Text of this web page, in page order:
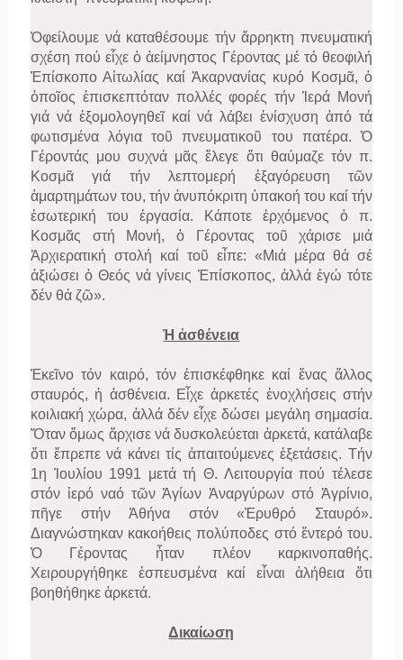
Ὀφείλουμε νά καταθέσουμε τήν ἄρρηκτη πνευματική
σχέση πού εἶχε ὁ ἀείμνηστος Γέροντας μέ τό θεοφιλή
Ἐπίσκοπο Αἰτωλίας καί Ἀκαρνανίας κυρό Κοσμᾶ, ὁ
ὁποῖος ἐπισκεπτόταν πολλές φορές τήν Ἱερά Μονή
γιά νά ἐξομολογηθεῖ καί νά λάβει ἐνίσχυση ἀπό τά
φωτισμένα λόγια τοῦ πνευματικοῦ του πατέρα. Ὁ
Γέροντάς μου συχνά μᾶς ἔλεγε ὅτι θαύμαζε τόν π.
Κοσμᾶ γιά τήν λεπτομερή ἐξαγόρευση τῶν
ἁμαρτημάτων του, τήν ἀνυπόκριτη ὑπακοή του καί τήν
ἐσωτερική του ἐργασία. Κάποτε ἐρχόμενος ὁ π.
Κοσμᾶς στή Μονή, ὁ Γέροντας τοῦ χάρισε μιά
Ἀρχιερατική στολή καί τοῦ εἶπε: «Μιά μέρα θά σέ
ἀξιώσει ὁ Θεός νά γίνεις Ἐπίσκοπος, ἀλλά ἐγώ τότε
δέν θά ζῶ».
Ἡ ἀσθένεια
Ἐκεῖνο τόν καιρό, τόν ἐπισκέφθηκε καί ἕνας ἄλλος
σταυρός, ἡ ἀσθένεια. Εἶχε ἀρκετές ἐνοχλήσεις στήν
κοιλιακή χώρα, ἀλλά δέν εἶχε δώσει μεγάλη σημασία.
Ὅταν ὅμως ἄρχισε νά δυσκολεύεται ἀρκετά, κατάλαβε
ὅτι ἔπρεπε νά κάνει τίς ἀπαιτούμενες ἐξετάσεις. Τήν
1η Ἰουλίου 1991 μετά τή Θ. Λειτουργία πού τέλεσε
στόν ἱερό ναό τῶν Ἁγίων Ἀναργύρων στό Ἀγρίνιο,
πῆγε στήν Ἀθήνα στόν «Ἐρυθρό Σταυρό».
Διαγνώστηκαν κακοήθεις πολύποδες στό ἔντερό του.
Ὁ Γέροντας ἦταν πλέον καρκινοπαθής.
Χειρουργήθηκε ἐσπευσμένα καί εἶναι ἀλήθεια ὅτι
βοηθήθηκε ἀρκετά.
Δικαίωση